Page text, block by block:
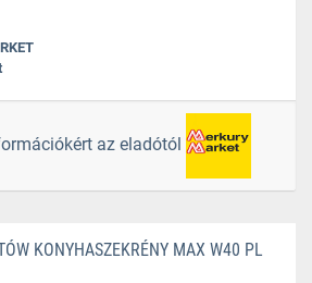
az eladótól
KONYHASZEKRÉNY MAX W40 PL